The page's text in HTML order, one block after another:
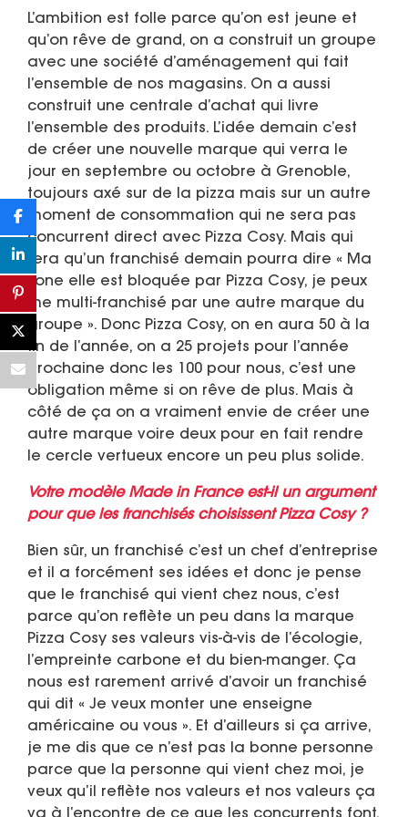
L’ambition est folle parce qu’on est jeune et
qu’on rêve de grand, on a construit un groupe
avec une société d’aménagement qui fait
l’ensemble de nos magasins. On a aussi
construit une centrale d’achat qui livre
l’ensemble des produits. L’idée demain c’est
de créer une nouvelle marque qui verra le
jour en septembre ou octobre à Grenoble,
toujours axé sur de la pizza mais sur un autre
moment de consommation qui ne sera pas
concurrent direct avec Pizza Cosy. Mais qui
fera qu’un franchisé demain pourra dire « Ma
zone elle est bloquée par Pizza Cosy, je peux
me multi-franchisé par une autre marque du
groupe ». Donc Pizza Cosy, on en aura 50 à la
fin de l’année, on a 25 projets pour l’année
prochaine donc les 100 pour nous, c’est une
obligation même si on rêve de plus. Mais à
côté de ça on a vraiment envie de créer une
autre marque voire deux pour en fait rendre
le cercle vertueux encore un peu plus solide.
Votre modèle Made in France est-il un argument
pour que les franchisés choisissent Pizza Cosy ?
Bien sûr, un franchisé c’est un chef d’entreprise
et il a forcément ses idées et donc je pense
que le franchisé qui vient chez nous, c’est
parce qu’on reflète un peu dans la marque
Pizza Cosy ses valeurs vis-à-vis de l’écologie,
l’empreinte carbone et du bien-manger. Ça
nous est rarement arrivé d’avoir un franchisé
qui dit « Je veux monter une enseigne
américaine ou vous ». Et d’ailleurs si ça arrive,
je me dis que ce n’est pas la bonne personne
parce que la personne qui vient chez moi, je
veux qu’il reflète nos valeurs et nos valeurs ça